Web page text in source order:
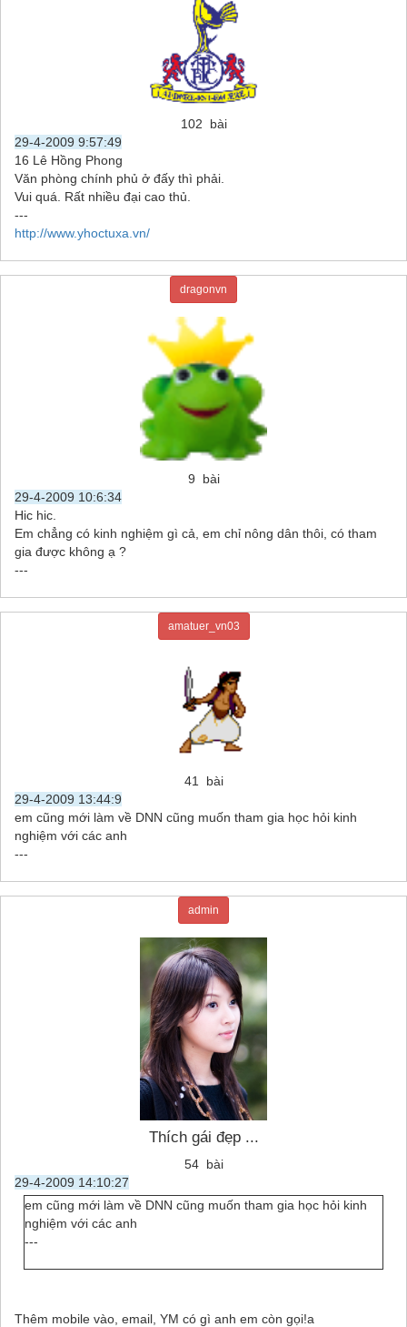
102 bài
29-4-2009 9:57:49
16 Lê Hồng Phong
Văn phòng chính phủ ở đấy thì phải.
Vui quá. Rất nhiều đại cao thủ.
---
http://www.yhoctuxa.vn/
dragonvn
9 bài
29-4-2009 10:6:34
Hic hic.
Em chẳng có kinh nghiệm gì cả, em chỉ nông dân thôi, có tham
gia được không ạ ?
---
amatuer_vn03
41 bài
29-4-2009 13:44:9
em cũng mới làm về DNN cũng muốn tham gia học hỏi kinh
nghiệm với các anh
---
admin
Thích gái đẹp ...
54 bài
29-4-2009 14:10:27
em cũng mới làm về DNN cũng muốn tham gia học hỏi kinh
nghiệm với các anh
---
Thêm mobile vào, email, YM có gì anh em còn gọi!a